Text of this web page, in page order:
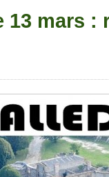
13 mars :